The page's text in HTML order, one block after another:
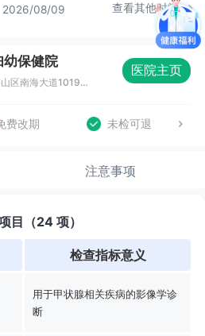
2026/08/09 查看其他时间
幼保健院
南山区南海大道1019号南山医疗器械产业园A座第三层
医院主页
费改期 未检可退
注意事项
目（24 项）
检查指标意义
用于甲状腺相关疾病的影像学诊
断